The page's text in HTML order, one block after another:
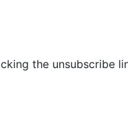
the unsubscribe